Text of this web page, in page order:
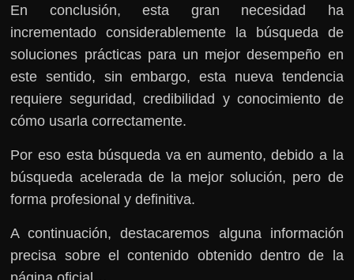
En conclusión, esta gran necesidad ha
incrementado considerablemente la búsqueda de
soluciones prácticas para un mejor desempeño en
este sentido, sin embargo, esta nueva tendencia
requiere seguridad, credibilidad y conocimiento de
cómo usarla correctamente.
Por eso esta búsqueda va en aumento, debido a la
búsqueda acelerada de la mejor solución, pero de
forma profesional y definitiva.
A continuación, destacaremos alguna información
precisa sobre el contenido obtenido dentro de la